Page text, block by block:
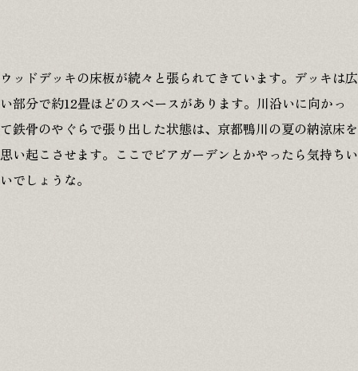
ウッドデッキの床板が続々と張られてきています。デッキは広
い部分で約12畳ほどのスペースがあります。川沿いに向かっ
て鉄骨のやぐらで張り出した状態は、京都鴨川の夏の納涼床を
思い起こさせます。ここでビアガーデンとかやったら気持ちい
いでしょうな。